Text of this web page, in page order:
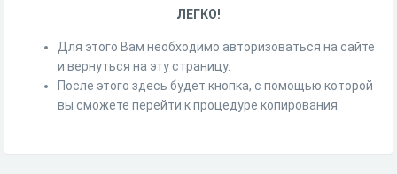
ЛЕГКО!
Для этого Вам необходимо авторизоваться на сайте
и вернуться на эту страницу.
После этого здесь будет кнопка, с помощью которой
вы сможете перейти к процедуре копирования.